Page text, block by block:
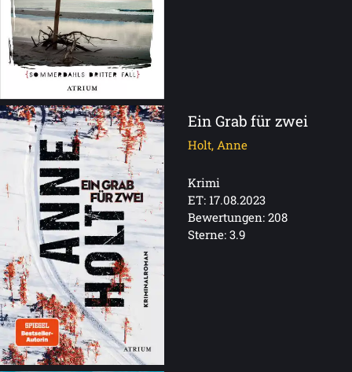
Ein Grab für zwei
Holt, Anne
Krimi
ET: 17.08.2023
Bewertungen: 208
Sterne: 3.9